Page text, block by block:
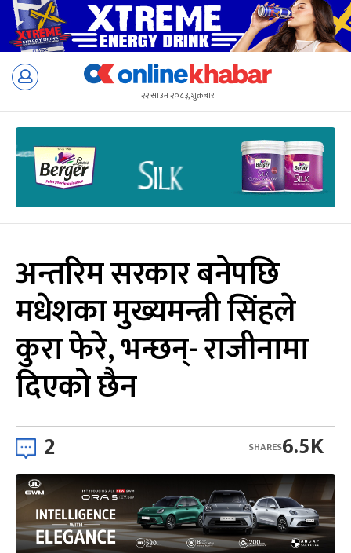
Skip
२२ साउन २०८३, शुक्रबार
अन्तरिम सरकार बनेपछि
मधेशका मुख्यमन्त्री सिंहले
कुरा फेरे, भन्छन्- राजीनामा
दिएको छैन
2 6.5K
SHARES